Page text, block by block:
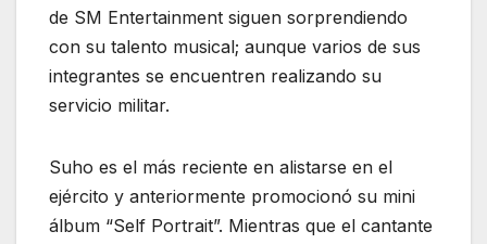
de SM Entertainment siguen sorprendiendo
con su talento musical; aunque varios de sus
integrantes se encuentren realizando su
servicio militar.
Suho es el más reciente en alistarse en el
ejército y anteriormente promocionó su mini
álbum “Self Portrait”. Mientras que el cantante